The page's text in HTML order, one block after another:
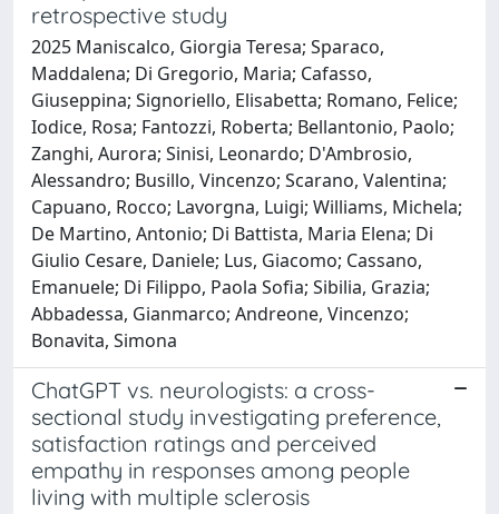
retrospective study
2025 Maniscalco, Giorgia Teresa; Sparaco,
Maddalena; Di Gregorio, Maria; Cafasso,
Giuseppina; Signoriello, Elisabetta; Romano, Felice;
Iodice, Rosa; Fantozzi, Roberta; Bellantonio, Paolo;
Zanghi, Aurora; Sinisi, Leonardo; D'Ambrosio,
Alessandro; Busillo, Vincenzo; Scarano, Valentina;
Capuano, Rocco; Lavorgna, Luigi; Williams, Michela;
De Martino, Antonio; Di Battista, Maria Elena; Di
Giulio Cesare, Daniele; Lus, Giacomo; Cassano,
Emanuele; Di Filippo, Paola Sofia; Sibilia, Grazia;
Abbadessa, Gianmarco; Andreone, Vincenzo;
Bonavita, Simona
ChatGPT vs. neurologists: a cross-
sectional study investigating preference,
satisfaction ratings and perceived
empathy in responses among people
living with multiple sclerosis